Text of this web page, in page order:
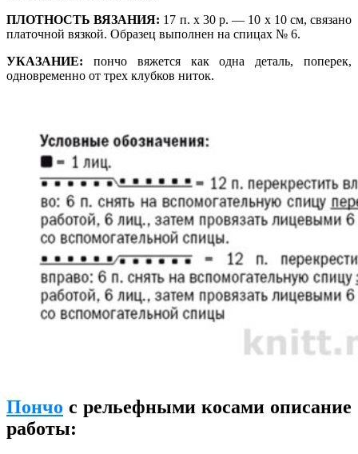
ПЛОТНОСТЬ ВЯЗАНИЯ: 17 п. х 30 р. — 10 х 10 см, связано
платочной вязкой. Образец выполнен на спицах № 6.
УКАЗАНИЕ: пончо вяжется как одна деталь, поперек,
одновременно от трех клубков ниток.
Пончо с рельефными косами описание
работы: